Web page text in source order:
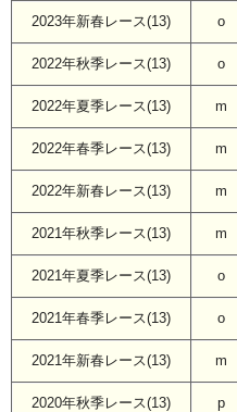
2023年新春レース(13) o
2022年秋季レース(13) o
2022年夏季レース(13) m
2022年春季レース(13) m
2022年新春レース(13) m
2021年秋季レース(13) m
2021年夏季レース(13) o
2021年春季レース(13) o
2021年新春レース(13) m
2020年秋季レース(13) p